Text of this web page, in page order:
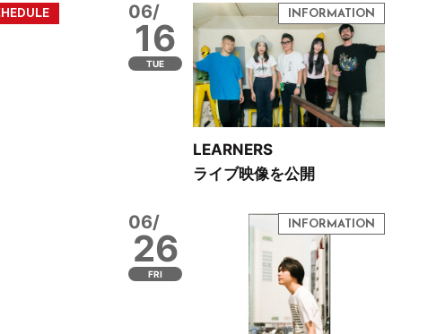
06/
16
TUE
LEARNERS
ライブ映像を公開
06/
26
FRI